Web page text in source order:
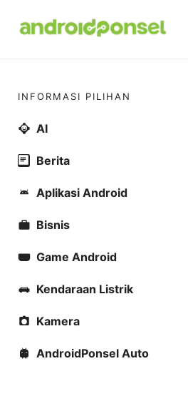
INFORMASI PILIHAN
AI
Berita
Aplikasi Android
Bisnis
Game Android
Kendaraan Listrik
Kamera
AndroidPonsel Auto